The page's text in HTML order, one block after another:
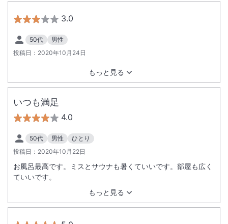
3.0
50代
男性
投稿日： 2020年10月24日
もっと見る
いつも満足
4.0
50代 男性
ひとり
投稿日： 2020年10月22日
もっと見る
お風呂最高です。ミスとサウナも暑くていいです。部屋も広く
ていいです。